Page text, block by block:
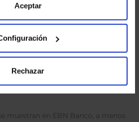
información.
Aceptar
Rechazar
muestran en EBN Banco, a menos